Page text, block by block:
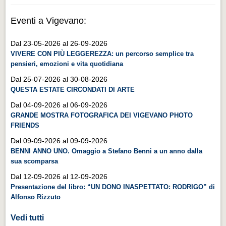
CITTÀ
Guida turistica rapida
Guida turistica rapida
Musica e teatro
Musica e teatro
Distretto industriale
Distretto industriale
Muoversi a Vigevano
Muoversi a Vigevano
Cultura e turismo 4.0
Cultura e turismo 4.0
PROGETTI
Eventi a Vigevano:
Dal 23-05-2026 al 26-09-2026
VIVERE CON PIÙ LEGGEREZZA: un percorso semplice tra
pensieri, emozioni e vita quotidiana
Dal 25-07-2026 al 30-08-2026
QUESTA ESTATE CIRCONDATI DI ARTE
Dal 04-09-2026 al 06-09-2026
GRANDE MOSTRA FOTOGRAFICA DEI VIGEVANO PHOTO
FRIENDS
Dal 09-09-2026 al 09-09-2026
BENNI ANNO UNO. Omaggio a Stefano Benni a un anno dalla
sua scomparsa
Dal 12-09-2026 al 12-09-2026
Presentazione del libro: “UN DONO INASPETTATO: RODRIGO” di
Alfonso Rizzuto
Vedi tutti